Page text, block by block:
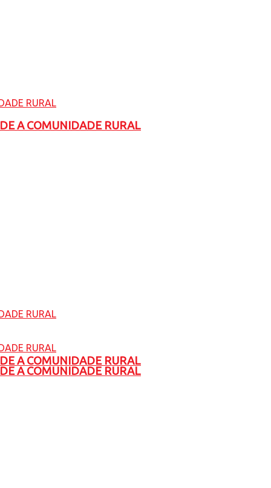
A COMUNIDADE RURAL
A COMUNIDADE RURAL
A COMUNIDADE RURAL